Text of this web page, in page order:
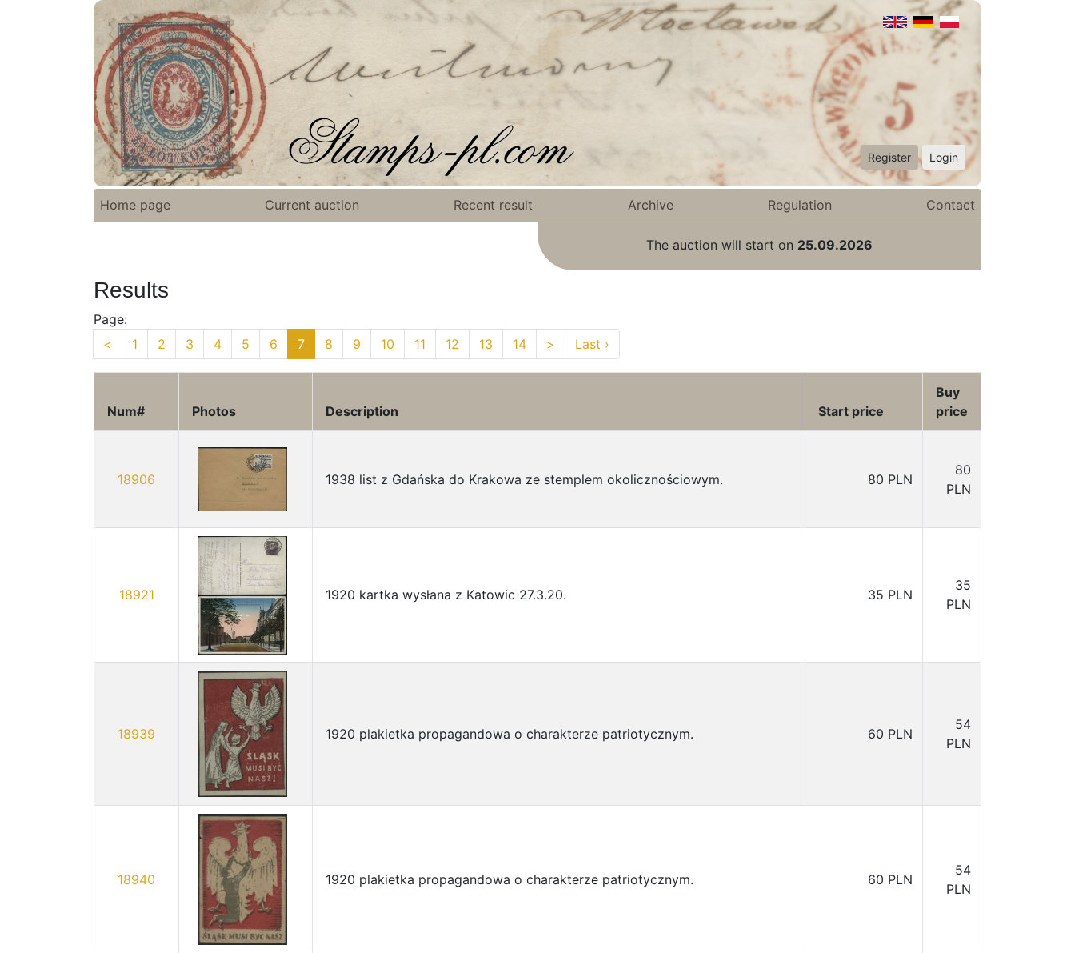
Register Login
Home page Current auction Recent result Archive Regulation Contact
The auction will start on 25.09.2026
Results
Page:
<
1 2 3 4 5 6 7 8 9 10 11 12 13 14 > Last ›
Num# Photos Description Start price
Buy
price
18906 1938 list z Gdańska do Krakowa ze stemplem okolicznościowym. 80 PLN
80
PLN
18921 1920 kartka wysłana z Katowic 27.3.20. 35 PLN
35
PLN
18939 1920 plakietka propagandowa o charakterze patriotycznym. 60 PLN
54
PLN
18940 1920 plakietka propagandowa o charakterze patriotycznym. 60 PLN
54
PLN